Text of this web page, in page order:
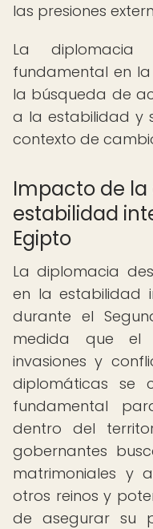
las presiones
La diplomacia
fundamental en
la búsqueda de
a la estabilidad y
contexto de
Impacto de
estabilidad
Egipto
La diplomacia
en la estabilidad
durante el
medida que
invasiones y
diplomáticas se
fundamental
dentro del
gobernantes
matrimoniales y
otros reinos y
de asegurar su